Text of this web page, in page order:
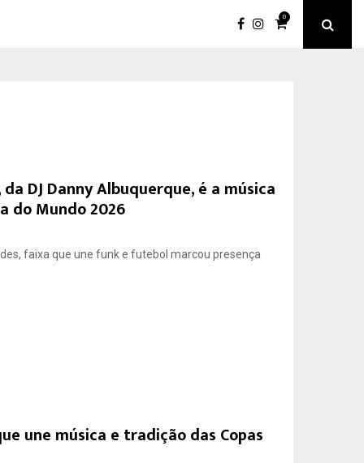
0
DJ Danny Albuquerque, é a música
do Mundo 2026
faixa que une funk e futebol marcou presença
une música e tradição das Copas